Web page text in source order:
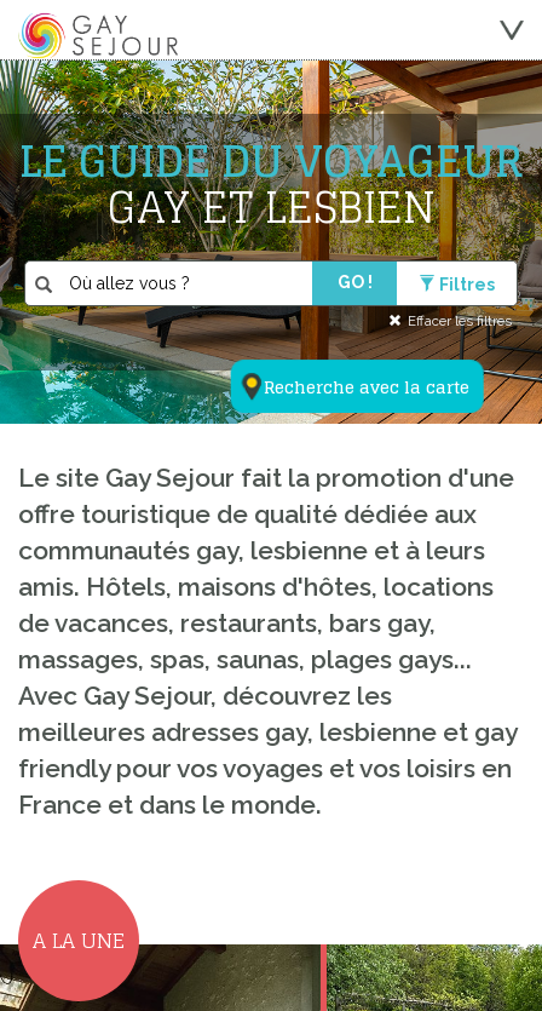
Recherche avec la carte
LE GUIDE DU VOYAGEUR
GAY ET LESBIEN
GO ! Filtres
Effacer les filtres
Le site Gay Sejour fait la promotion d'une
offre touristique de qualité dédiée aux
communautés gay, lesbienne et à leurs
amis. Hôtels, maisons d'hôtes, locations
de vacances, restaurants, bars gay,
massages, spas, saunas, plages gays...
Avec Gay Sejour, découvrez les
meilleures adresses gay, lesbienne et gay
friendly pour vos voyages et vos loisirs en
France et dans le monde.
A LA UNE